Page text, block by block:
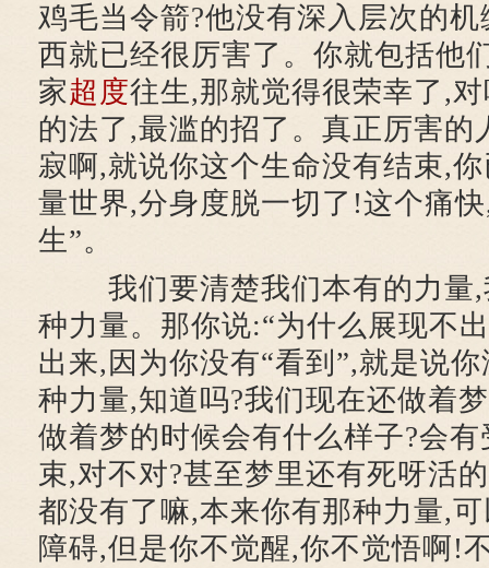
鸡毛当令箭?他没有深入层次的
西就已经很厉害了。你就包括他
家超度往生,那就觉得很荣幸了,
的法了,最滥的招了。真正厉害的
寂啊,就说你这个生命没有结束,
量世界,分身度脱一切了!这个痛
生”。
我们要清楚我们本有的力量,
种力量。那你说:“为什么展现不
出来,因为你没有“看到”,就是说
种力量,知道吗?我们现在还做着
做着梦的时候会有什么样子?会
束,对不对?甚至梦里还有死呀活
都没有了嘛,本来你有那种力量,
障碍,但是你不觉醒,你不觉悟啊!